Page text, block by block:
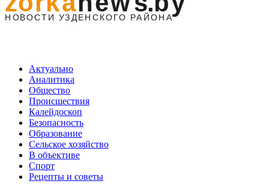
Актуально
Аналитика
Общество
Происшествия
Калейдоскоп
Безопасность
Образование
Сельское хозяйство
В объективе
Спорт
Рецепты и советы